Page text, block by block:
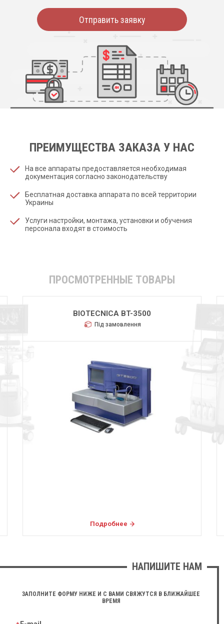
Отправить заявку
ПРЕИМУЩЕСТВА ЗАКАЗА У НАС
На все аппараты предоставляется необходимая
документация согласно законодательству
Бесплатная доставка аппарата по всей территории
Украины
Услуги настройки, монтажа, установки и обучения
персонала входят в стоимость
ПРОСМОТРЕННЫЕ ТОВАРЫ
BIOTECNICA BT-3500
Під замовлення
Подробнее
НАПИШИТЕ НАМ
ЗАПОЛНИТЕ ФОРМУ НИЖЕ И С ВАМИ СВЯЖУТСЯ В БЛИЖАЙШЕЕ
ВРЕМЯ